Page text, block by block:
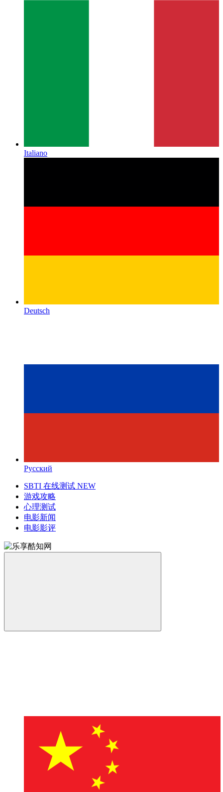
Italiano
Deutsch
Русский
SBTI 在线测试 NEW
游戏攻略
心理测试
电影新闻
电影影评